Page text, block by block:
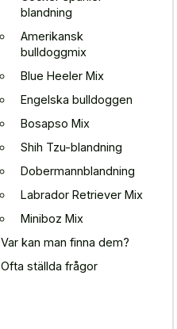
blandning
Amerikansk
bulldoggmix
Blue Heeler Mix
Engelska bulldoggen
Bosapso Mix
Shih Tzu-blandning
Dobermannblandning
Labrador Retriever Mix
Miniboz Mix
Var kan man finna dem?
Ofta ställda frågor